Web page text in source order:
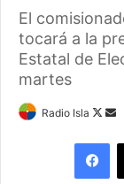
El
tocará a la
Estatal de
martes
Radio Isla